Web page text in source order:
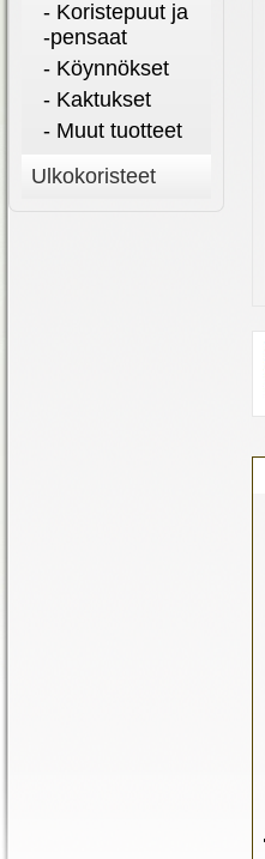
- Koristepuut ja
-pensaat
- Köynnökset
- Kaktukset
- Muut tuotteet
Ulkokoristeet